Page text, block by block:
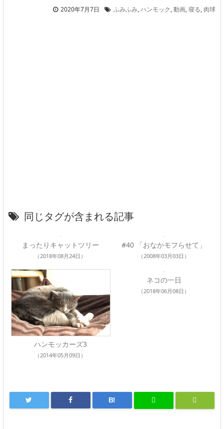
2020年7月7日 ふみふみ,ハンモック,動画,寝る, 肉球
同じタグが含まれる記事
まったりキャットツリー
（2018年08月24日）
#40 「おなかモフらせて」
（2008年03月03日）
ハンモッカーズ3
（2014年05月09日）
ネコの一日
（2018年06月08日）
B!